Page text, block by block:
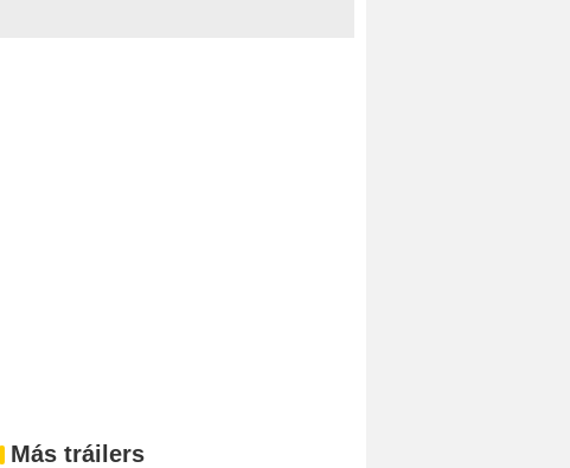
Más tráilers